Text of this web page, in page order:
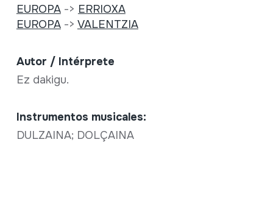
EUROPA-> ERRIOXA
EUROPA-> VALENTZIA
Autor / Intérprete
Ez dakigu.
Instrumentos musicales:
DULZAINA; DOLÇAINA